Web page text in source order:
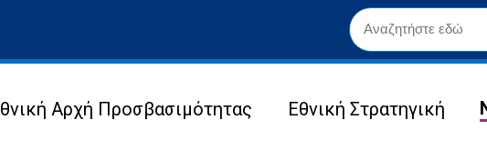
Αρχή Προσβασιμότητας Εθνική Στρατηγική